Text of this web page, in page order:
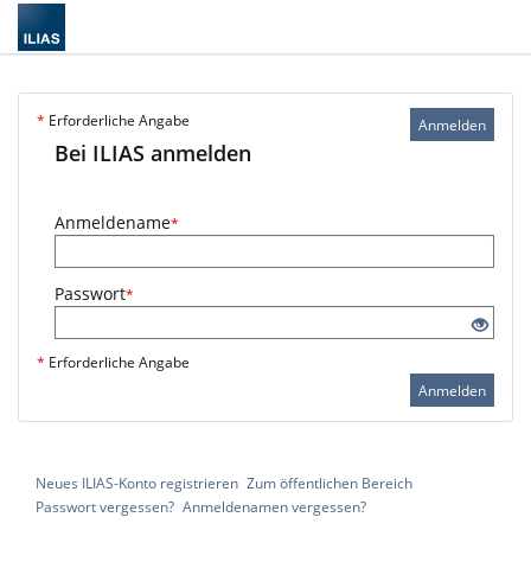
Anmelden
* Erforderliche Angabe
Bei ILIAS anmelden
Anmeldename*
Passwort*
* Erforderliche Angabe
Anmelden
Neues ILIAS-Konto registrieren Zum öffentlichen Bereich
Passwort vergessen? Anmeldenamen vergessen?